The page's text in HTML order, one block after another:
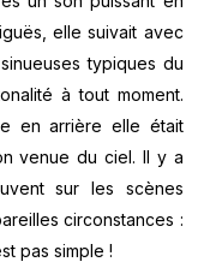
elle suivait avec
typiques du
à tout moment.
en arrière elle était
venue du ciel. Il y a
sur les scènes
circonstances :
pas simple !